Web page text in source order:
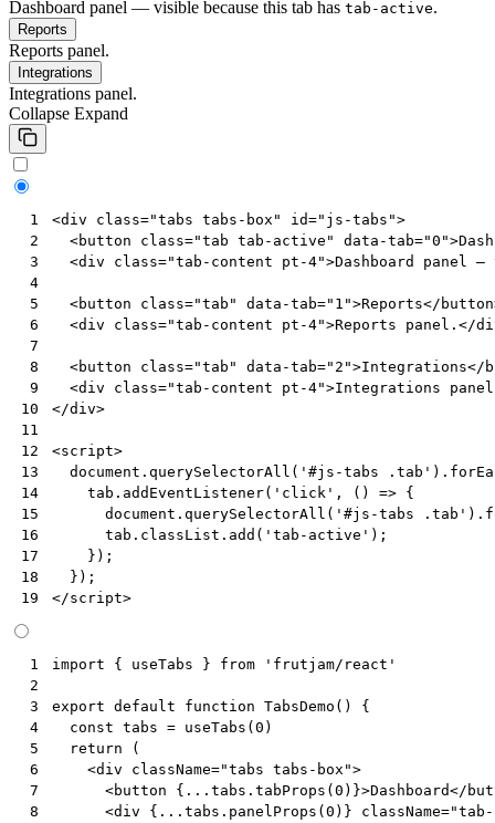
Dashboard panel — visible because this tab has tab-active.
Reports
Reports panel.
Integrations
Integrations panel.
Collapse Expand
1
2
3
4
5
6
7
8
9
10
11
12
13
14
15
16
17
18
19
<div class="tabs tabs-box" id="js-tabs">
<button class="tab tab-active" data-tab="0">
<div class="tab-content pt-4">Dashboard panel
<button class="tab" data-tab="1">Reports</ button
<div class="tab-content pt-4">Reports panel. </
<button class="tab" data-tab="2">Integrations</
<div class="tab-content pt-4">Integrations
</div>
<script>
document . querySelectorAll ( '#js-tabs .tab' ).
tab . addEventListener( 'click' , () => {
document . querySelectorAll ( '#js-tabs .tab' ).
tab . classList . add ( 'tab-active' );
});
});
</script>
1
2
3
4
5
6
7
8
import { useTabs } from 'frutjam/react'
export default function TabsDemo ()
{
const tabs = useTabs ( 0 )
return
(
<div className="tabs tabs-box">
<button { ...tabs.tabProps ( 0 ) }>Dashboard</
<div { ...tabs.panelProps ( 0 ) } className=